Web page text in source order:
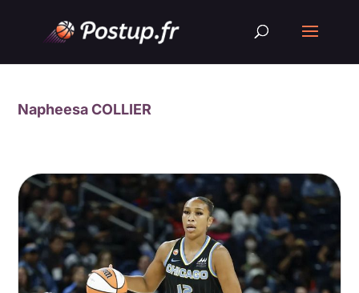
Napheesa COLLIER